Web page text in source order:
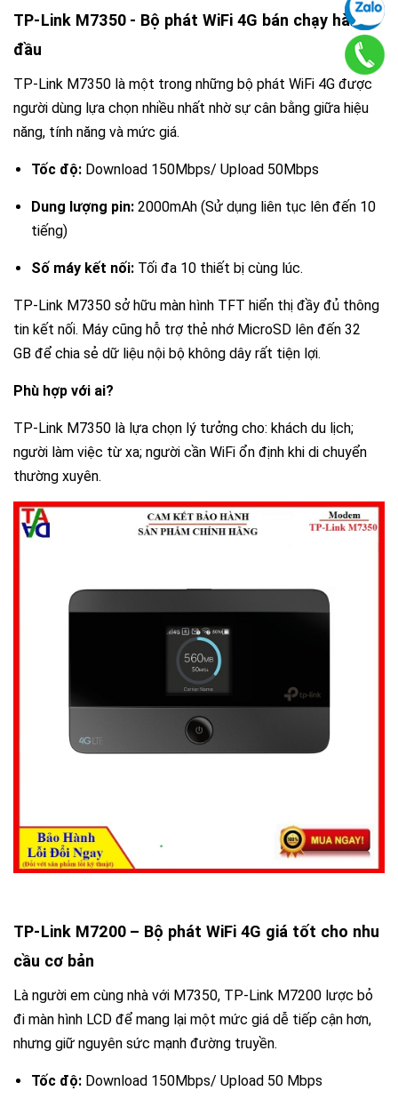
TP-Link M7350 - Bộ phát WiFi 4G bán chạy hàng
đầu
TP-Link M7350 là một trong những bộ phát WiFi 4G được
người dùng lựa chọn nhiều nhất nhờ sự cân bằng giữa hiệu
năng, tính năng và mức giá.
Tốc độ: Download 150Mbps/ Upload 50Mbps
Dung lượng pin: 2000mAh (Sử dụng liên tục lên đến 10
tiếng)
Số máy kết nối: Tối đa 10 thiết bị cùng lúc.
TP-Link M7350 sở hữu màn hình TFT hiển thị đầy đủ thông
tin kết nối. Máy cũng hỗ trợ thẻ nhớ MicroSD lên đến 32
GB để chia sẻ dữ liệu nội bộ không dây rất tiện lợi.
Phù hợp với ai?
TP-Link M7350 là lựa chọn lý tưởng cho: khách du lịch;
người làm việc từ xa; người cần WiFi ổn định khi di chuyển
thường xuyên.
TP-Link M7200 – Bộ phát WiFi 4G giá tốt cho nhu
cầu cơ bản
Là người em cùng nhà với M7350, TP-Link M7200 lược bỏ
đi màn hình LCD để mang lại một mức giá dễ tiếp cận hơn,
nhưng giữ nguyên sức mạnh đường truyền.
Tốc độ: Download 150Mbps/ Upload 50 Mbps